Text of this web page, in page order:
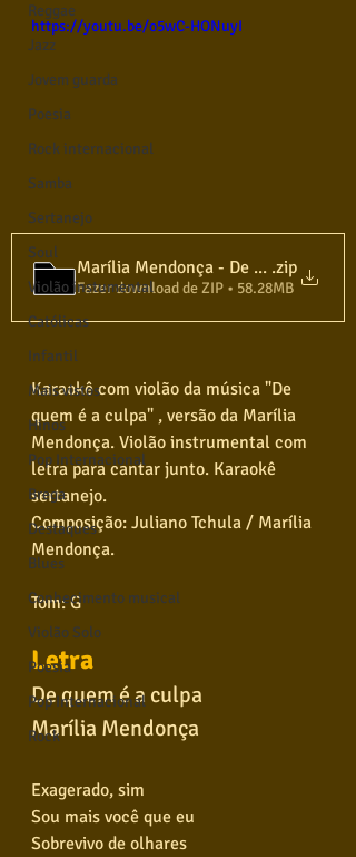
Reggae
Jazz
Jovem guarda
Poesia
Rock internacional
Samba
Sertanejo
Soul
Violão instumental
Católicas
Infantil
Mais vistos
Hinos
Pop Internacional
Brega
Destaques
Blues
Conhecimento musical
Violão Solo
Poesia
Pop Internacional
Rock
https://youtu.be/o5wC-HONuyI
.zip
Fazer download de ZIP • 58.28MB
Karaokê com violão da música "De
quem é a culpa" , versão da Marília
Mendonça. Violão instrumental com
letra para cantar junto. Karaokê
sertanejo.
Composição: Juliano Tchula / Marília
Mendonça.
Tom: G
Letra
De quem é a culpa
Marília Mendonça
Exagerado, sim
Sou mais você que eu
Sobrevivo de olhares